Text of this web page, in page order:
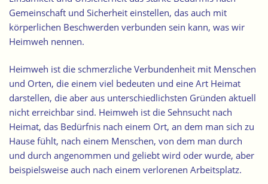
Gemeinschaft und Sicherheit einstellen, das auch mit
körperlichen Beschwerden verbunden sein kann, was wir
Heimweh nennen.
Heimweh ist die schmerzliche Verbundenheit mit Menschen
und Orten, die einem viel bedeuten und eine Art Heimat
darstellen, die aber aus unterschiedlichsten Gründen aktuell
nicht erreichbar sind. Heimweh ist die Sehnsucht nach
Heimat, das Bedürfnis nach einem Ort, an dem man sich zu
Hause fühlt, nach einem Menschen, von dem man durch
und durch angenommen und geliebt wird oder wurde, aber
beispielsweise auch nach einem verlorenen Arbeitsplatz.